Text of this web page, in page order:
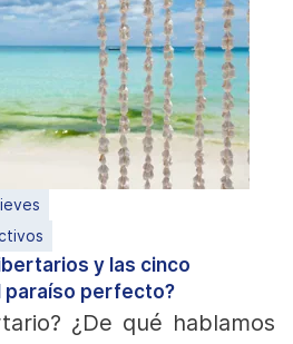
y las cinco
paraíso perfecto?
¿De qué hablamos